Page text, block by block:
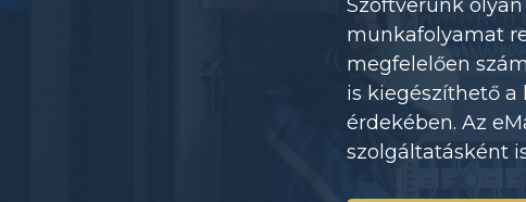
Szoftverünk
munkafolyamat
megfelelően
is kiegészíthető a
érdekében. Az
szolgáltatásként